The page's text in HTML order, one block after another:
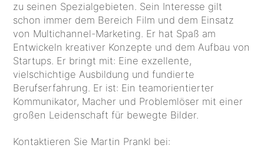
zu seinen Spezialgebieten. Sein Interesse gilt
schon immer dem Bereich Film und dem Einsatz
von Multichannel-Marketing. Er hat Spaß am
Entwickeln kreativer Konzepte und dem Aufbau von
Startups. Er bringt mit: Eine exzellente,
vielschichtige Ausbildung und fundierte
Berufserfahrung. Er ist: Ein teamorientierter
Kommunikator, Macher und Problemlöser mit einer
großen Leidenschaft für bewegte Bilder.
Kontaktieren Sie Martin Prankl bei: